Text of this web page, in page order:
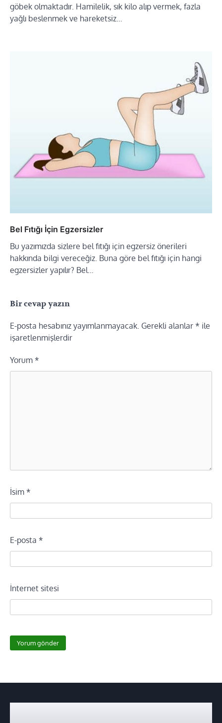
göbek olmaktadır. Hamilelik, sık kilo alıp vermek, fazla
yağlı beslenmek ve hareketsiz…
Bel Fıtığı İçin Egzersizler
Bu yazımızda sizlere bel fıtığı için egzersiz önerileri
hakkında bilgi vereceğiz. Buna göre bel fıtığı için hangi
egzersizler yapılır? Bel…
Bir cevap yazın
E-posta hesabınız yayımlanmayacak. Gerekli alanlar * ile
işaretlenmişlerdir
Yorum *
İsim *
E-posta *
İnternet sitesi